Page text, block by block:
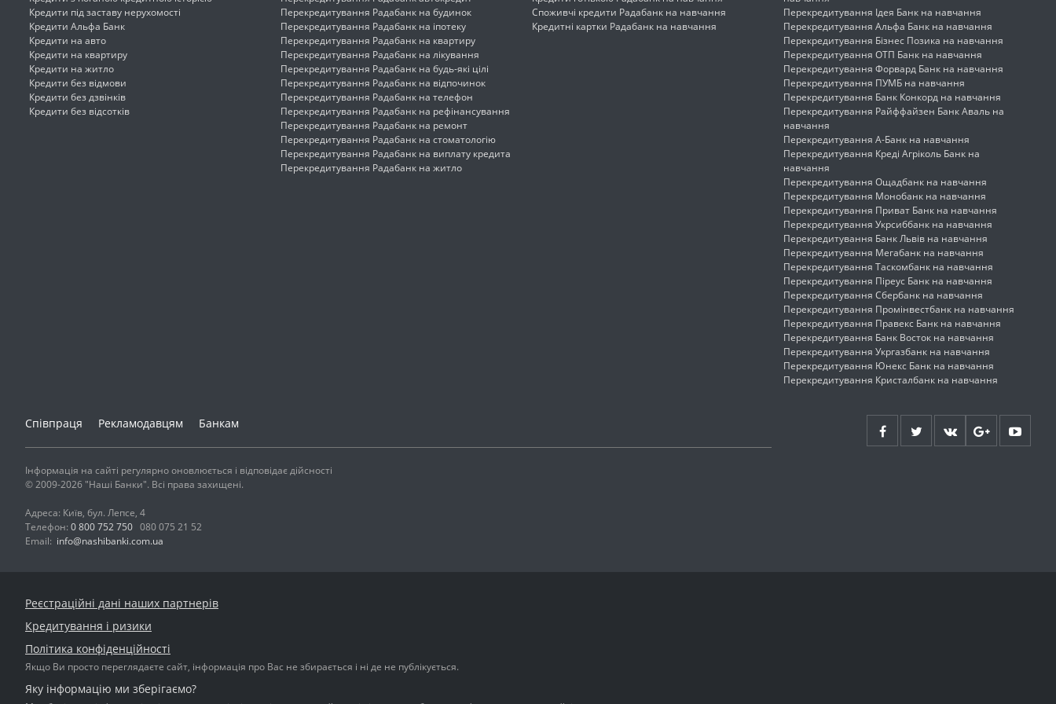
Кредити під заставу нерухомості
Кредити Альфа Банк
Кредити на авто
Кредити на квартиру
Кредити на житло
Кредити без відмови
Кредити без дзвінків
Кредити без відсотків
Перекредитування Радабанк на будинок
Перекредитування Радабанк на іпотеку
Перекредитування Радабанк на квартиру
Перекредитування Радабанк на лікування
Перекредитування Радабанк на будь-які цілі
Перекредитування Радабанк на відпочинок
Перекредитування Радабанк на телефон
Перекредитування Радабанк на рефінансування
Перекредитування Радабанк на ремонт
Перекредитування Радабанк на стоматологію
Перекредитування Радабанк на виплату кредита
Перекредитування Радабанк на житло
Споживчі кредити Радабанк на навчання
Кредитні картки Радабанк на навчання
Перекредитування Ідея Банк на навчання
Перекредитування Альфа Банк на навчання
Перекредитування Бізнес Позика на навчання
Перекредитування ОТП Банк на навчання
Перекредитування Форвард Банк на навчання
Перекредитування ПУМБ на навчання
Перекредитування Банк Конкорд на навчання
Перекредитування Райффайзен Банк Аваль на
навчання
Перекредитування А-Банк на навчання
Перекредитування Креді Агріколь Банк на
навчання
Перекредитування Ощадбанк на навчання
Перекредитування Монобанк на навчання
Перекредитування Приват Банк на навчання
Перекредитування Укрсиббанк на навчання
Перекредитування Банк Львів на навчання
Перекредитування Мегабанк на навчання
Перекредитування Таскомбанк на навчання
Перекредитування Піреус Банк на навчання
Перекредитування Сбербанк на навчання
Перекредитування Промінвестбанк на навчання
Перекредитування Правекс Банк на навчання
Перекредитування Банк Восток на навчання
Перекредитування Укргазбанк на навчання
Перекредитування Юнекс Банк на навчання
Перекредитування Кристалбанк на навчання
Співпраця Рекламодавцям Банкам
Інформація на сайті регулярно оновлюється і відповідає дійсності
© 2009-2026 "Наші Банки". Всі права захищені.
Адреса: Київ, бул. Лепсе, 4
Телефон: 0 800 752 750 080 075 21 52
Email: info@nashibanki.com.ua
Реєстраційні дані наших партнерів
Кредитування і ризики
Політика конфіденційності
Якщо Ви просто переглядаєте сайт, інформація про Вас не збирається і ні де не публікується.
Яку інформацію ми зберігаємо?